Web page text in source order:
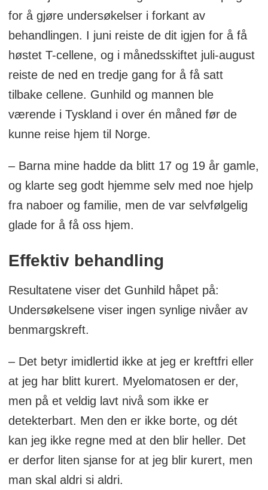
for å gjøre undersøkelser i forkant av
behandlingen. I juni reiste de dit igjen for å få
høstet T-cellene, og i månedsskiftet juli-august
reiste de ned en tredje gang for å få satt
tilbake cellene. Gunhild og mannen ble
værende i Tyskland i over én måned før de
kunne reise hjem til Norge.
– Barna mine hadde da blitt 17 og 19 år gamle,
og klarte seg godt hjemme selv med noe hjelp
fra naboer og familie, men de var selvfølgelig
glade for å få oss hjem.
Effektiv behandling
Resultatene viser det Gunhild håpet på:
Undersøkelsene viser ingen synlige nivåer av
benmargskreft.
– Det betyr imidlertid ikke at jeg er kreftfri eller
at jeg har blitt kurert. Myelomatosen er der,
men på et veldig lavt nivå som ikke er
detekterbart. Men den er ikke borte, og dét
kan jeg ikke regne med at den blir heller. Det
er derfor liten sjanse for at jeg blir kurert, men
man skal aldri si aldri.